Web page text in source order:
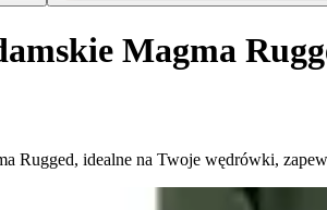
Magma
Rugged, idealne na Twoje wędrówki,